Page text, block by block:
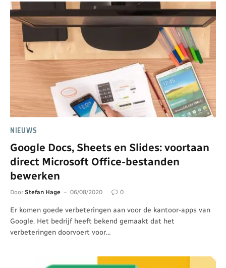
NIEUWS
Google Docs, Sheets en Slides: voortaan
direct Microsoft Office-bestanden
bewerken
Door Stefan Hage 06/08/2020 0
Er komen goede verbeteringen aan voor de kantoor-apps van
Google. Het bedrijf heeft bekend gemaakt dat het
verbeteringen doorvoert voor…